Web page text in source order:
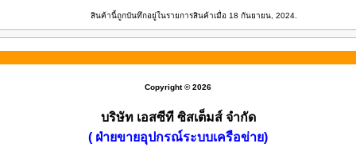
สินค้านี้ถูกบันทึกอยู่ในรายการสินค้าเมื่อ 18 กันยายน, 2024.
Copyright © 2026
บริษัท เอสซีที ซิสเต็มส์ จำกัด
( ฝ่ายขายอุปกรณ์ระบบเครือข่าย)